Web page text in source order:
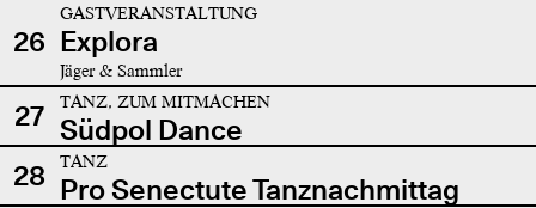
26
GASTVERANSTALTUNG
Explora
Jäger & Sammler
27 TANZ, ZUM MITMACHEN
Südpol Dance
28
TANZ
Pro Senectute Tanznachmittag